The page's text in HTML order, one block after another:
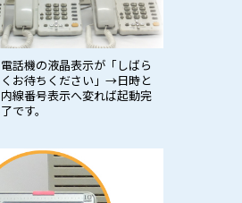
電話機の液晶表示が「しばら
くお待ちください」→日時と
内線番号表示へ変れば起動完
了です。